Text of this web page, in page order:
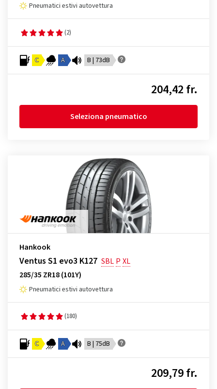
Pneumatici estivi autovettura
(2)
C A B | 73dB
204,42 fr.
Seleziona pneumatico
Hankook
Ventus S1 evo3 K127 SBL P XL
285/35 ZR18 (101Y)
Pneumatici estivi autovettura
(180)
C A B | 75dB
209,79 fr.